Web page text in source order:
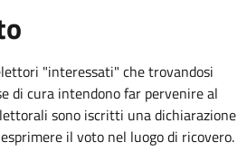
"interessati" che trovandosi
di cura intendono far pervenire al
sono iscritti una dichiarazione
il voto nel luogo di ricovero.